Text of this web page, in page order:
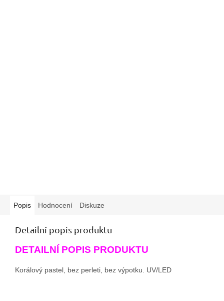
Popis Hodnocení Diskuze
Detailní popis produktu
DETAILNÍ POPIS PRODUKTU
Korálový pastel, bez perleti, bez výpotku. UV/LED